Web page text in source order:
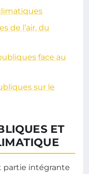
de l’air, du
face au
sur le
ET
partie intégrante